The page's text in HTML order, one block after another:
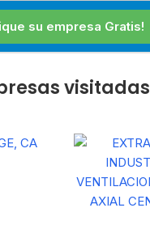
su empresa Gratis!
visitadas